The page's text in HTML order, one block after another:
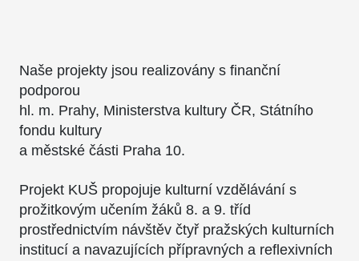
Naše projekty jsou realizovány s finanční
podporou
hl. m. Prahy, Ministerstva kultury ČR, Státního
fondu kultury
a městské části Praha 10.
Projekt KUŠ propojuje kulturní vzdělávání s
prožitkovým učením žáků 8. a 9. tříd
prostřednictvím návštěv čtyř pražských kulturních
institucí a navazujících přípravných a reflexivních